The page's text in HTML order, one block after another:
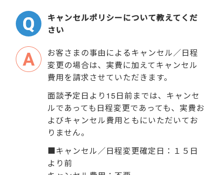
キャンセルポリシーについて教えてくだ
さい
お客さまの事由によるキャンセル／日程
変更の場合は、実費に加えてキャンセル
費用を請求させていただきます。
面談予定日より15日前までは、キャンセ
ルであっても日程変更であっても、実費お
よびキャンセル費用ともにいただいてお
りません。
■キャンセル／日程変更確定日：１５日
より前